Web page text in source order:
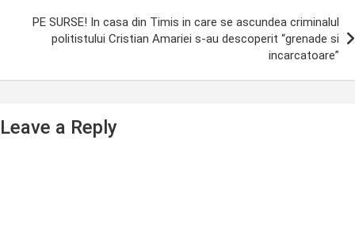
PE SURSE! In casa din Timis in care se ascundea criminalul
politistului Cristian Amariei s-au descoperit “grenade si
incarcatoare”
Leave a Reply